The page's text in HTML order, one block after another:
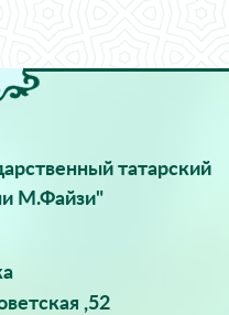
татарский
М.Файзи"
,52